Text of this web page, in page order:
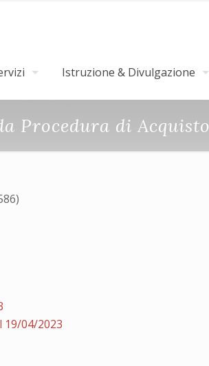
Istruzione & Divulgazione
Procedura di Acquisto
19/04/2023